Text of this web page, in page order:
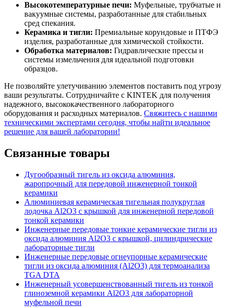
Высокотемпературные печи: Муфельные, трубчатые и
вакуумные системы, разработанные для стабильных
сред спекания.
Керамика и тигли: Премиальные корундовые и ПТФЭ
изделия, разработанные для химической стойкости.
Обработка материалов: Гидравлические прессы и
системы измельчения для идеальной подготовки
образцов.
Не позволяйте улетучиванию элементов поставить под угрозу
ваши результаты. Сотрудничайте с KINTEK для получения
надежного, высококачественного лабораторного
оборудования и расходных материалов. Свяжитесь с нашими
техническими экспертами сегодня, чтобы найти идеальное
решение для вашей лаборатории!
Связанные товары
Дугообразный тигель из оксида алюминия,
жаропрочный для передовой инженерной тонкой
керамики
Алюминиевая керамическая тигельная полукруглая
лодочка Al2O3 с крышкой для инженерной передовой
тонкой керамики
Инженерные передовые тонкие керамические тигли из
оксида алюминия Al2O3 с крышкой, цилиндрические
лабораторные тигли
Инженерные передовые огнеупорные керамические
тигли из оксида алюминия (Al2O3) для термоанализа
TGA DTA
Инженерный усовершенствованный тигель из тонкой
глиноземной керамики Al2O3 для лабораторной
муфельной печи